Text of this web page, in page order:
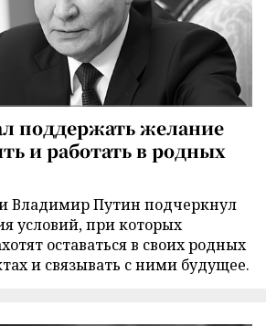
поддержать желание
и работать в родных
Владимир Путин подчеркнул
условий, при которых
оставаться в своих родных
и связывать с ними будущее.